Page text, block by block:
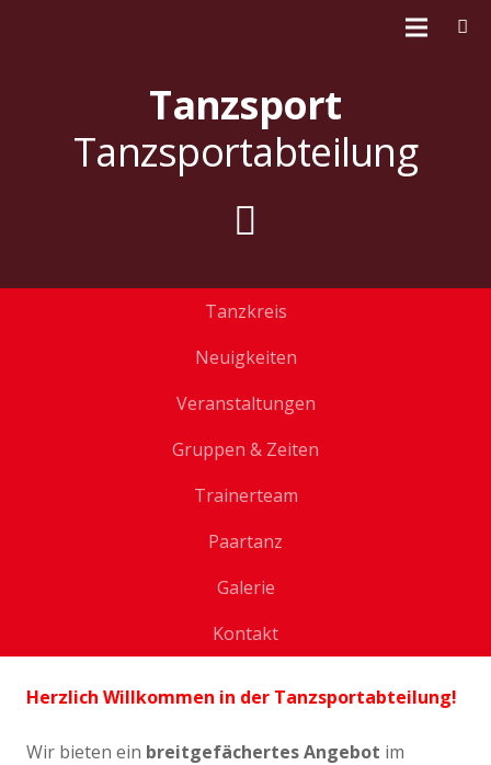
Tanzsport
Tanzsportabteilung
Tanzkreis
Neuigkeiten
Veranstaltungen
Gruppen & Zeiten
Trainerteam
Paartanz
Galerie
Kontakt
Herzlich Willkommen in der Tanzsportabteilung!
Wir bieten ein breitgefächertes Angebot im